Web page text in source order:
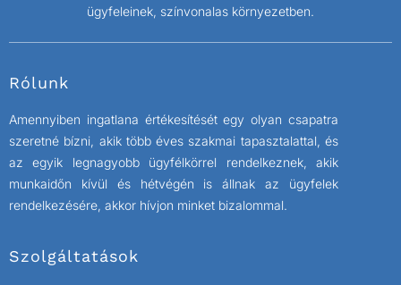
ügyfeleinek, színvonalas környezetben.
Rólunk
Amennyiben ingatlana értékesítését egy olyan csapatra
szeretné bízni, akik több éves szakmai tapasztalattal, és
az egyik legnagyobb ügyfélkörrel rendelkeznek, akik
munkaidőn kívül és hétvégén is állnak az ügyfelek
rendelkezésére, akkor hívjon minket bizalommal.
Szolgáltatások